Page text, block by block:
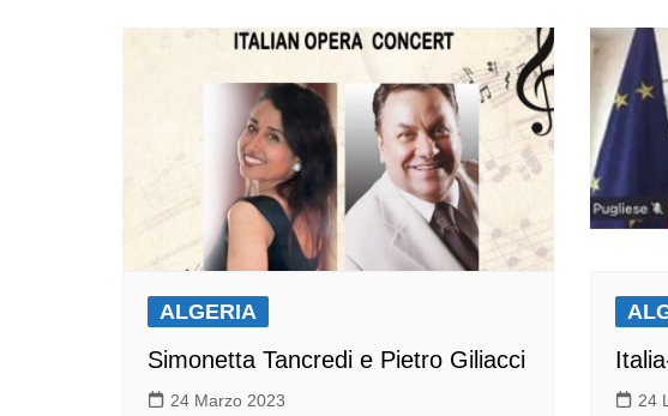
ALGERIA
Simonetta Tancredi e Pietro Giliacci
24 Marzo 2023 24